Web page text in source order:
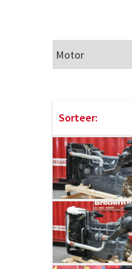
Sorteer: